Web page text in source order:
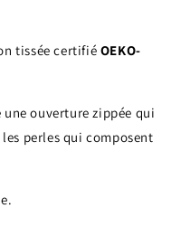
tissée certifié OEKO-
une ouverture zippée qui
perles qui composent